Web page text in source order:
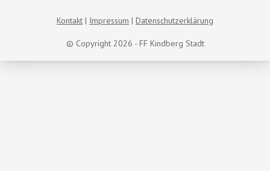
© Copyright 2026 - FF Kindberg Stadt
Kontakt Impressum Datenschutzerklärung